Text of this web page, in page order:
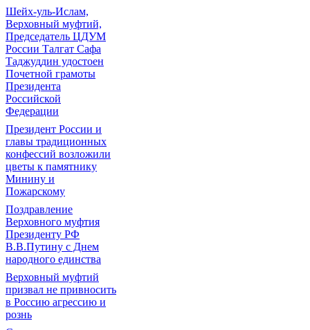
Шейх-уль-Ислам,
Верховный муфтий,
Председатель ЦДУМ
России Талгат Сафа
Таджуддин удостоен
Почетной грамоты
Президента
Российской
Федерации
Президент России и
главы традиционных
конфессий возложили
цветы к памятнику
Минину и
Пожарскому
Поздравление
Верховного муфтия
Президенту РФ
В.В.Путину с Днем
народного единства
Верховный муфтий
призвал не привносить
в Россию агрессию и
рознь